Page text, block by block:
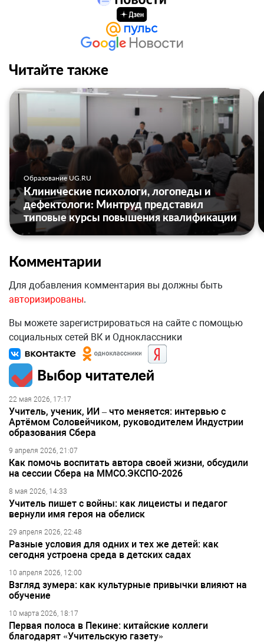
Читайте также
Образование UG.RU
Клинические психологи, логопеды и
дефектологи: Минтруд представил
типовые курсы повышения квалификации
Комментарии
Для добавления комментария вы должны быть
авторизированы.
Вы можете зарегистрироваться на сайте с помощью
социальных сетей ВК и Одноклассники
Выбор читателей
22 мая 2026, 17:17
Учитель, ученик, ИИ – что меняется: интервью с
Артёмом Соловейчиком, руководителем Индустрии
образования Сбера
9 апреля 2026, 21:07
Как помочь воспитать автора своей жизни, обсудили
на сессии Сбера на ММСО.ЭКСПО-2026
8 мая 2026, 14:33
Учитель пишет с войны: как лицеисты и педагог
вернули имя героя на обелиск
29 апреля 2026, 22:48
Разные условия для одних и тех же детей: как
сегодня устроена среда в детских садах
10 апреля 2026, 12:00
Взгляд зумера: как культурные привычки влияют на
обучение
10 марта 2026, 18:17
Первая полоса в Пекине: китайские коллеги
благодарят «Учительскую газету»